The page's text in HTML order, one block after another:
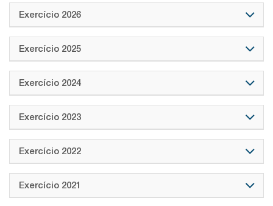
Exercício 2026
Exercício 2025
Exercício 2024
Exercício 2023
Exercício 2022
Exercício 2021